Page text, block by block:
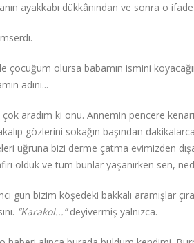
ayakkabı dükkânından ve sonra o
çocuğum olursa babamın ismini
adını...
çok aradım ki onu. Annemin pencere
gözlerini sokağın başından
uğruna bizi derme çatma evimizden
olduk ve tüm bunlar yaşanırken sen,
gün bizim köşedeki bakkalı aramışlar
“Karakol...”deyivermiş yalnızca.